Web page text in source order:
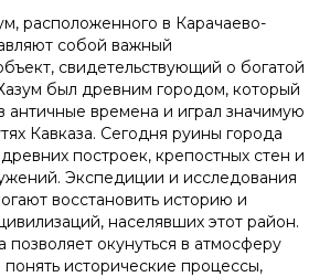
расположенного в Карачаево-
собой важный
свидетельствующий о богатой
был древним городом, который
античные времена и играл значимую
Кавказа. Сегодня руины города
построек, крепостных стен и
Экспедиции и исследования
восстановить историю и
населявших этот район.
окунуться в атмосферу
исторические процессы,